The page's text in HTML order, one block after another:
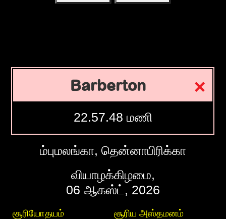
Barberton
22.57.49 மணி
ம்புமலங்கா, தென்னாபிரிக்கா
வியாழக்கிழமை,
06 ஆகஸ்ட், 2026
சூரியோதயம்
சூரிய அஸ்தமனம்